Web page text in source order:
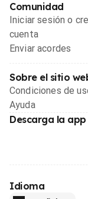
Comunidad
Iniciar sesión o
cuenta
Enviar acordes
Sobre el sitio
Condiciones de
Ayuda
Descarga la app
Idioma